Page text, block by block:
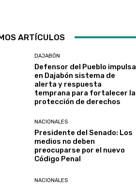
ARTÍCULOS
DAJABÓN
Defensor del Pueblo impulsa
en Dajabón sistema de
alerta y respuesta
temprana para fortalecer la
protección de derechos
NACIONALES
Presidente del Senado: Los
medios no deben
preocuparse por el nuevo
Código Penal
NACIONALES